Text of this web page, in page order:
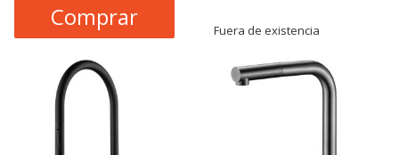
Comprar Fuera de existencia